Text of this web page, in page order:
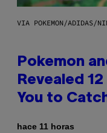
VIA POKEMON/ADIDAS/
Pokemon
Revealed
You to
hace 11 horas